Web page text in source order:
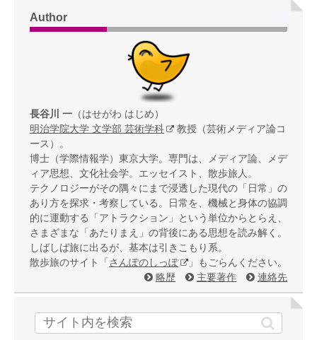
Author
長谷川 一 （はせがわ はじめ）
明治学院大学 文学部 芸術学科
教授（芸術メディア論コ
ース）。
博士（学際情報学）東京大学。専門は、メディア論、メデ
ィア思想、文化社会学。エッセイスト、散歩旅人。
テクノロジーがその隅々にまで浸透した現代の「日常」の
あり方を探求・考察している。日常を、機械と身体の協調
的に運動する「アトラクション」という単位からとらえ、
さまざまな「あたりまえ」の背後にある思想を読み解く。
しばしば旅に出るが、基本は引きこもり系。
散歩旅のサイト「さんぽのしっぽ
」もごらんください。
略歴
主要著作 連絡先